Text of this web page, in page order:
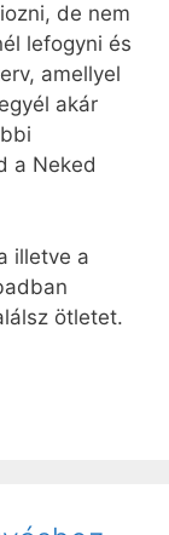
de nem
lefogyni és
amellyel
akár
a Neked
illetve a
ötletet.